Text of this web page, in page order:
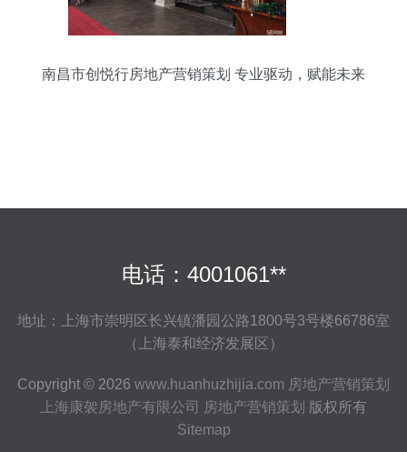
南昌市创悦行房地产营销策划 专业驱动，赋能未来
电话：4001061**
地址：上海市崇明区长兴镇潘园公路1800号3号楼66786室
（上海泰和经济发展区）
Copyright © 2026 www.huanhuzhijia.com 房地产营销策划
上海康袈房地产有限公司 房地产营销策划 版权所有
Sitemap